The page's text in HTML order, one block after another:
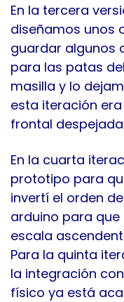
En la tercera
diseñamos unos
guardar algunos
para las patas
masilla y lo
esta iteración
frontal
En la cuarta
prototipo para
invertí el orden
arduino para
escala
Para la quinta
la integración
físico ya está